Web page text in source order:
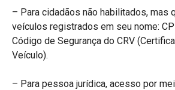
– Para cidadãos não habilitados, mas
veículos registrados em seu nome:
Código de Segurança do CRV
Veículo).
– Para pessoa jurídica, acesso por